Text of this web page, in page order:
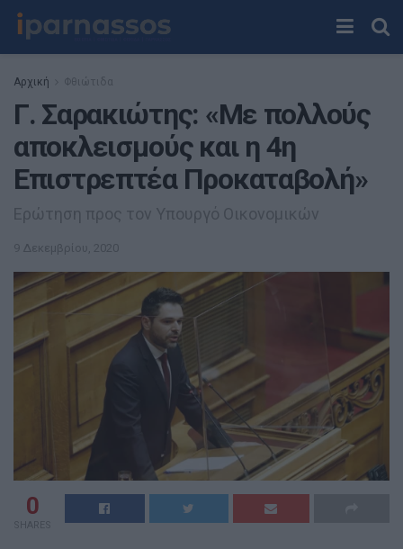
Αρχική Φθιώτιδα
Γ. Σαρακιώτης: «Με πολλούς
αποκλεισμούς και η 4η
Επιστρεπτέα Προκαταβολή»
Ερώτηση προς τον Υπουργό Οικονομικών
9 Δεκεμβρίου, 2020
0
SHARES